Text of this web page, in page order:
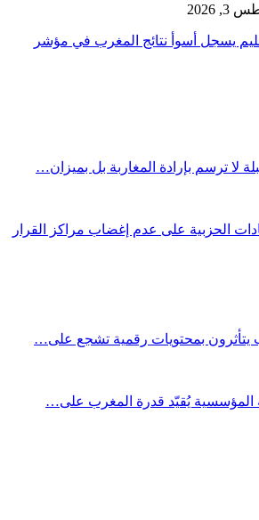
2026
التعليم يسجل أسوأ نتائج المغرب في مؤشر
لا ترسم بإرادة المغاربة بل بميزان…
الحزبية على عدم إغضاب مراكز القرار
المؤسسية يُقيّد قدرة المغرب على…